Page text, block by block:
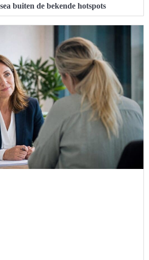
buiten de bekende hotspots